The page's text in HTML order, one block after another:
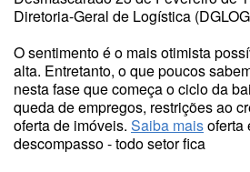
Diretoria-Geral de Logística
O sentimento é o mais otimista
alta. Entretanto, o que poucos
nesta fase que começa o ciclo da
queda de empregos, restrições ao
oferta de imóveis. Saiba maisoferta
descompasso - todo setor fica